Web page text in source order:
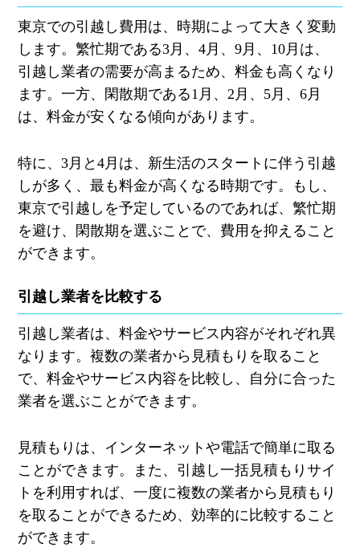
東京での引越し費用は、時期によって大きく変動
します。繁忙期である3月、4月、9月、10月は、
引越し業者の需要が高まるため、料金も高くなり
ます。一方、閑散期である1月、2月、5月、6月
は、料金が安くなる傾向があります。
特に、3月と4月は、新生活のスタートに伴う引越
しが多く、最も料金が高くなる時期です。もし、
東京で引越しを予定しているのであれば、繁忙期
を避け、閑散期を選ぶことで、費用を抑えること
ができます。
引越し業者を比較する
引越し業者は、料金やサービス内容がそれぞれ異
なります。複数の業者から見積もりを取ること
で、料金やサービス内容を比較し、自分に合った
業者を選ぶことができます。
見積もりは、インターネットや電話で簡単に取る
ことができます。また、引越し一括見積もりサイ
トを利用すれば、一度に複数の業者から見積もり
を取ることができるため、効率的に比較すること
ができます。